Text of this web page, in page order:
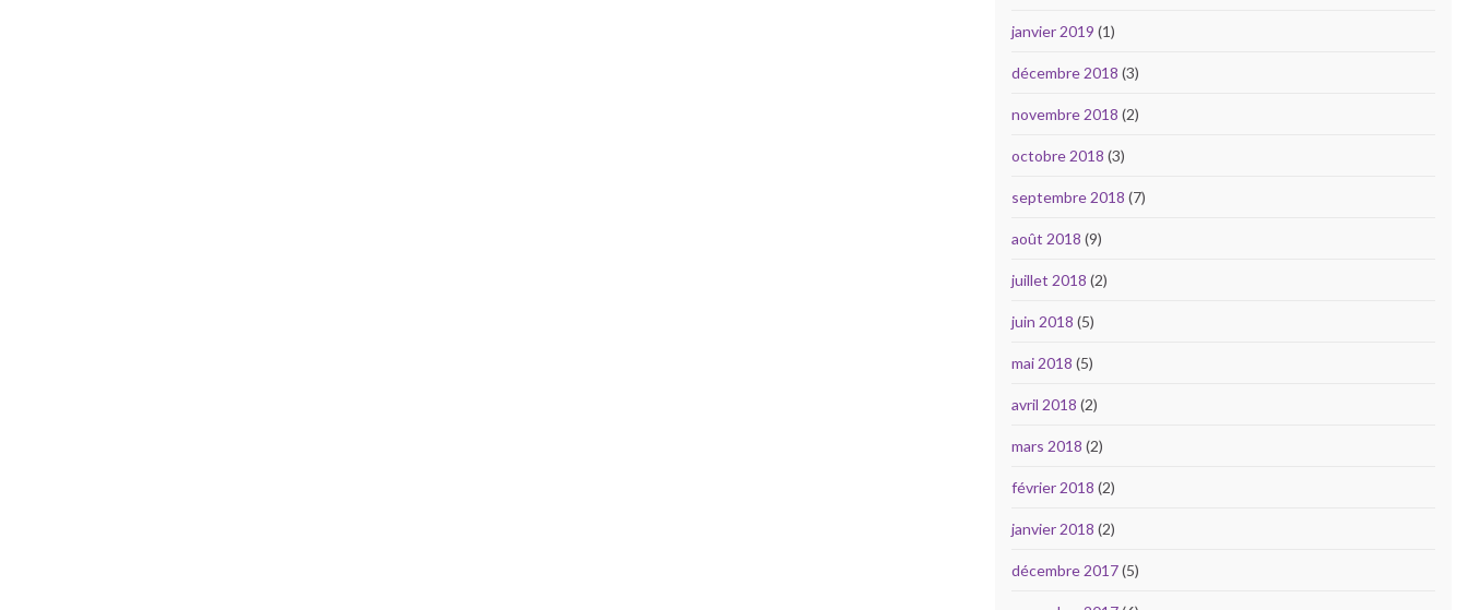
janvier 2019 (1)
décembre 2018 (3)
novembre 2018 (2)
octobre 2018 (3)
septembre 2018 (7)
août 2018 (9)
juillet 2018 (2)
juin 2018 (5)
mai 2018 (5)
avril 2018 (2)
mars 2018 (2)
février 2018 (2)
janvier 2018 (2)
décembre 2017(5)